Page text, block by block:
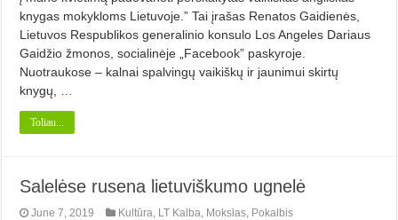
knygas mokykloms Lietuvoje.” Tai įrašas Renatos Gaidienės,
Lietuvos Respublikos generalinio konsulo Los Angeles Dariaus
Gaidžio žmonos, socialinėje „Facebook” paskyroje.
Nuotraukose – kalnai spalvingų vaikiškų ir jaunimui skirtų
knygų, …
Toliau...
Salelėse rusena lietuviškumo ugnelė
June 7, 2019 Kultūra, LT Kalba, Mokslas, Pokalbis